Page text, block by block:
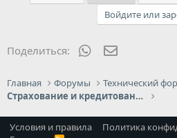
Войдите или
Поделиться: WhatsApp
Главная Форумы
Технический
Страхование и кредитование
Условия и правила Политика